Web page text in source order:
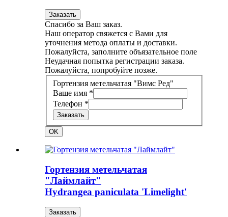
Заказать
Спасибо за Ваш заказ.
Наш оператор свяжется с Вами для
уточнения метода оплаты и доставки.
Пожалуйста, заполните объязательное поле
Неудачная попытка регистрации заказа.
Пожалуйста, попробуйте позже.
Гортензия метельчатая "Вимс Ред"
Ваше имя *
Телефон *
Заказать
OK
Гортензия метельчатая
"Лаймлайт"
Hydrangea paniculata 'Limelight'
Заказать